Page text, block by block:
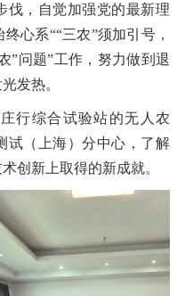
伐，自觉加强党的最新理
心系““三农”须加引号，
”问题”工作，努力做到退
发热。
庄行综合试验站的无人农
试（上海）分中心，了解
创新上取得的新成就。